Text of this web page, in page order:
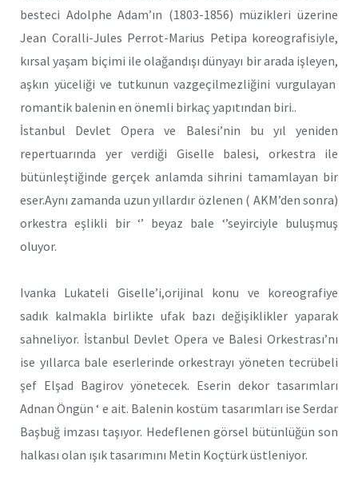
besteci Adolphe Adam’ın (1803-1856) müzikleri üzerine
Jean Coralli-Jules Perrot-Marius Petipa koreografisiyle,
kırsal yaşam biçimi ile olağandışı dünyayı bir arada işleyen,
aşkın yüceliği ve tutkunun vazgeçilmezliğini vurgulayan
romantik balenin en önemli birkaç yapıtından biri..
İstanbul Devlet Opera ve Balesi’nin bu yıl yeniden
repertuarında yer verdiği Giselle balesi, orkestra ile
bütünleştiğinde gerçek anlamda sihrini tamamlayan bir
eser.Aynı zamanda uzun yıllardır özlenen ( AKM’den sonra)
orkestra eşlikli bir ‘’ beyaz bale ‘’seyirciyle buluşmuş
oluyor.
Ivanka Lukateli Giselle’i,orijinal konu ve koreografiye
sadık kalmakla birlikte ufak bazı değişiklikler yaparak
sahneliyor. İstanbul Devlet Opera ve Balesi Orkestrası’nı
ise yıllarca bale eserlerinde orkestrayı yöneten tecrübeli
şef Elşad Bagirov yönetecek. Eserin dekor tasarımları
Adnan Öngün ‘ e ait. Balenin kostüm tasarımları ise Serdar
Başbuğ imzası taşıyor. Hedeflenen görsel bütünlüğün son
halkası olan ışık tasarımını Metin Koçtürk üstleniyor.